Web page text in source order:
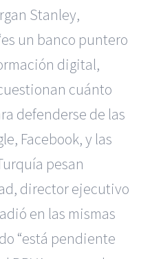
Stanley,
un banco puntero
digital,
cuánto
defenderse de las
Facebook, y las
pesan
director ejecutivo
en las mismas
“está pendiente